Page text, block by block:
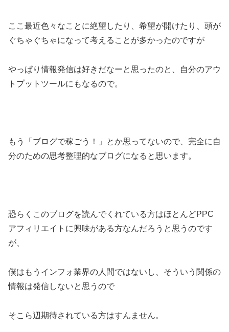
ここ最近色々なことに絶望したり、希望が開けたり、頭が
ぐちゃぐちゃになって考えることが多かったのですが
やっぱり情報発信は好きだなーと思ったのと、自分のアウ
トプットツールにもなるので。
もう「ブログで稼ごう！」とか思ってないので、完全に自
分のための思考整理的なブログになると思います。
恐らくこのブログを読んでくれている方はほとんどPPC
アフィリエイトに興味がある方なんだろうと思うのです
が、
僕はもうインフォ業界の人間ではないし、そういう関係の
情報は発信しないと思うので
そこら辺期待されている方はすんません。